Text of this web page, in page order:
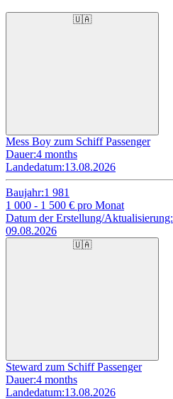
🇺🇦
Mess Boy zum Schiff Passenger
Dauer:4 months
Landedatum:13.08.2026
Baujahr:1 981
1 000 - 1 500 € pro Monat
Datum der Erstellung/Aktualisierung:
09.08.2026
🇺🇦
Steward zum Schiff Passenger
Dauer:4 months
Landedatum:13.08.2026